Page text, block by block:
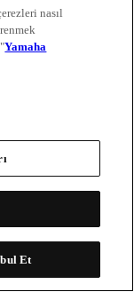
nasıl
Yamaha
Et